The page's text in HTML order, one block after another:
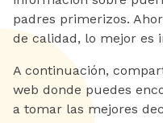
padres primerizos.
de calidad, lo mejor es
A continuación,
web donde puedes
a tomar las mejores